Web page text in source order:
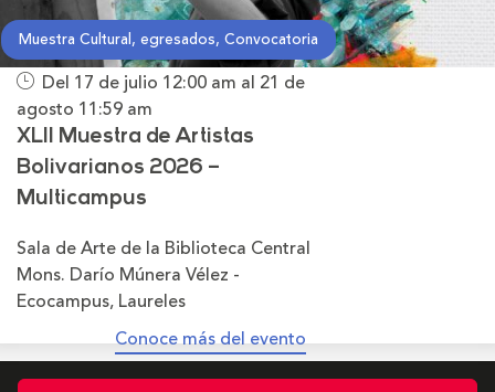
Muestra Cultural, egresados, Convocatoria
Del 17 de julio 12:00 am al 21 de
agosto 11:59 am
XLII Muestra de Artistas
Bolivarianos 2026 –
Multicampus
Sala de Arte de la Biblioteca Central
Mons. Darío Múnera Vélez -
Ecocampus, Laureles
Conoce más del evento